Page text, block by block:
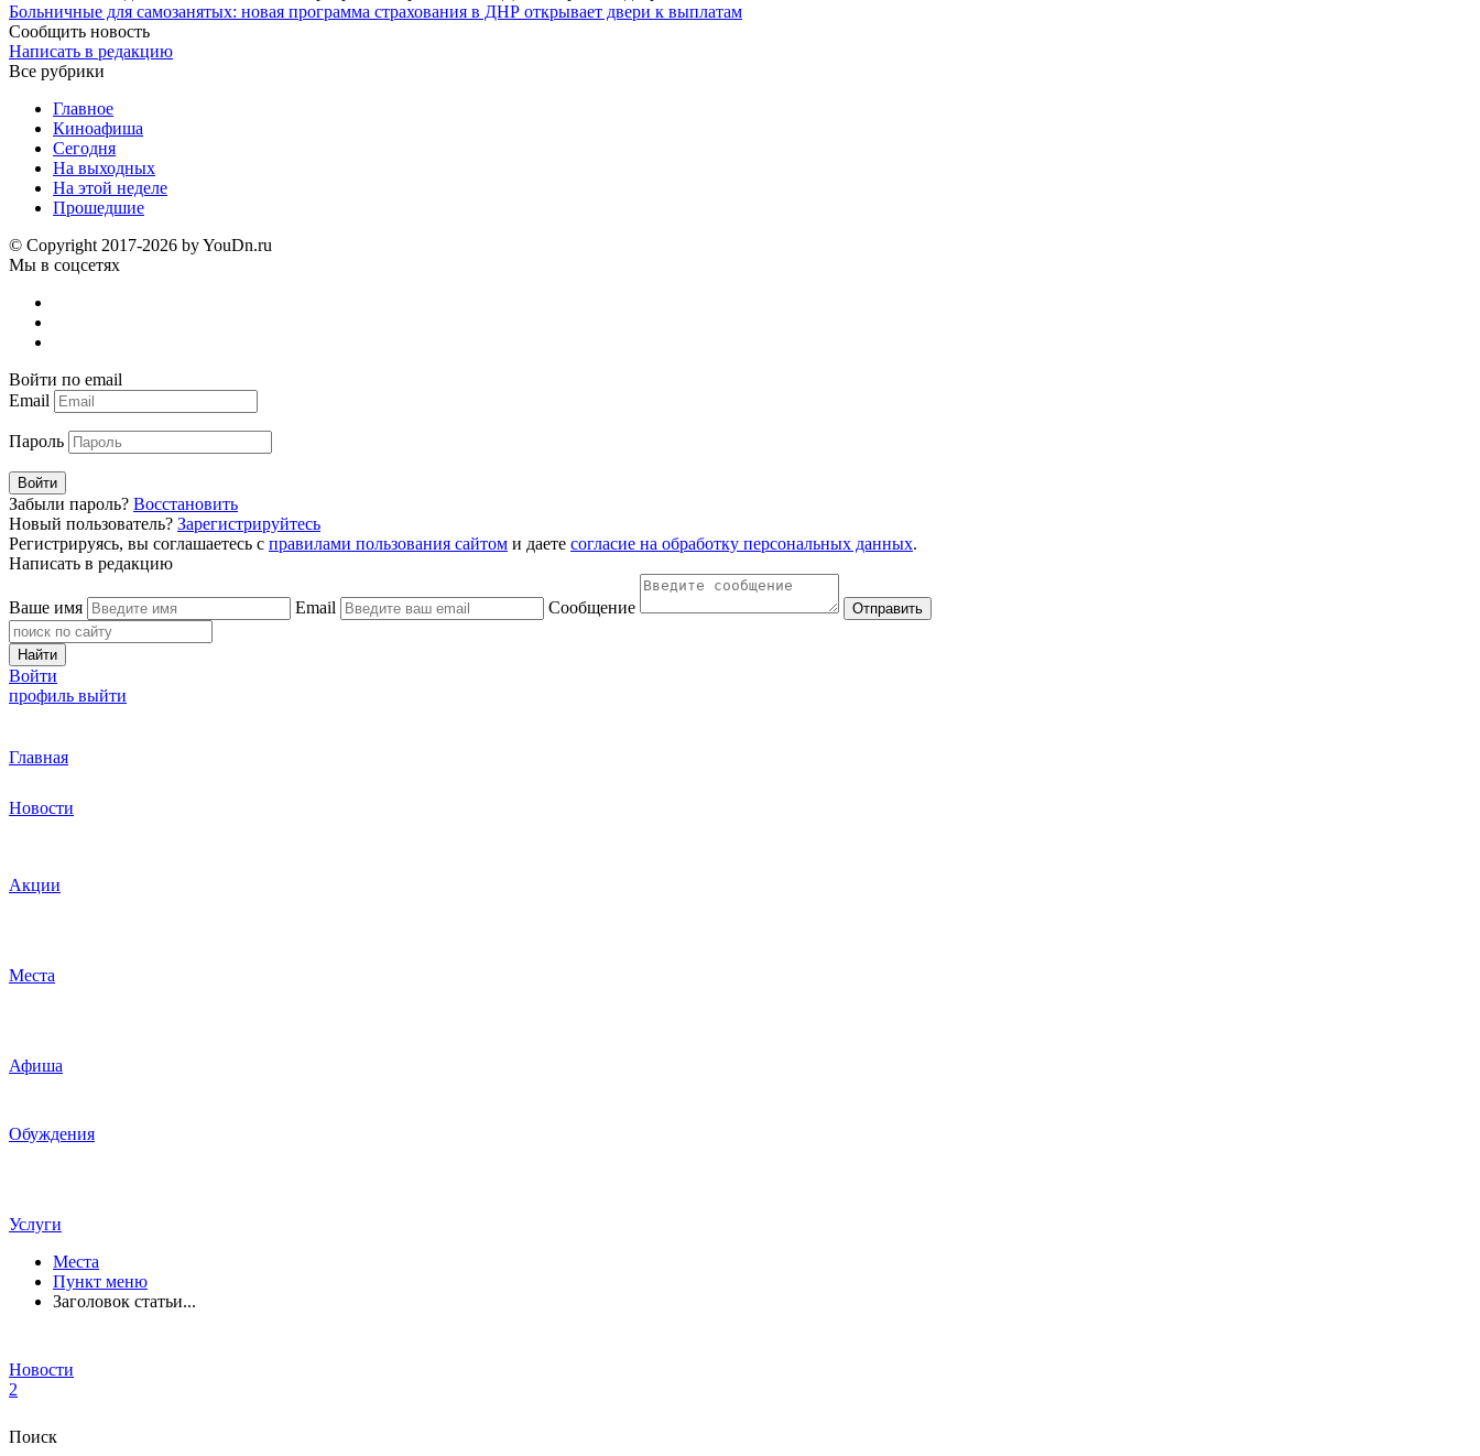
Больничные для самозанятых: новая программа страхования в ДНР открывает двери к выплатам
Сообщить новость
Написать в редакцию
Все рубрики
Главное
Киноафиша
Сегодня
На выходных
На этой неделе
Прошедшие
© Copyright 2017-2026 by YouDn.ru
Мы в соцсетях
Войти по email
Email
Пароль
Войти
Забыли пароль? Восстановить
Новый пользователь? Зарегистрируйтесь
Регистрируясь, вы соглашаетесь с правилами пользования сайтом и даете согласие на обработку персональных данных.
Написать в редакцию
Ваше имя Email Сообщение Отправить
Найти
Войти
профиль выйти
Главная
Новости
Акции
Места
Афиша
Обуждения
Услуги
Места
Пункт меню
Заголовок статьи...
Новости
2
Поиск